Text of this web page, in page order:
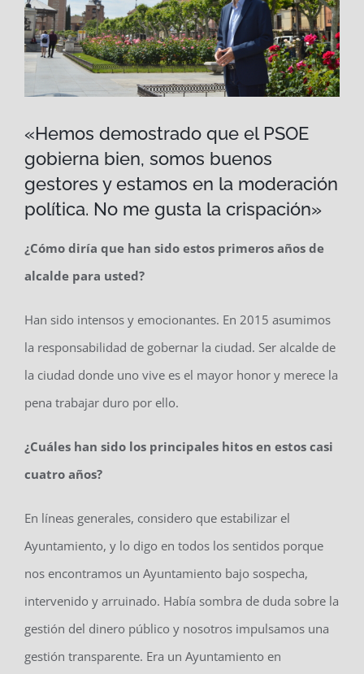
«Hemos demostrado que el PSOE
gobierna bien, somos buenos
gestores y estamos en la moderación
política. No me gusta la crispación»
¿Cómo diría que han sido estos primeros años de
alcalde para usted?
Han sido intensos y emocionantes. En 2015 asumimos
la responsabilidad de gobernar la ciudad. Ser alcalde de
la ciudad donde uno vive es el mayor honor y merece la
pena trabajar duro por ello.
¿Cuáles han sido los principales hitos en estos casi
cuatro años?
En líneas generales, considero que estabilizar el
Ayuntamiento, y lo digo en todos los sentidos porque
nos encontramos un Ayuntamiento bajo sospecha,
intervenido y arruinado. Había sombra de duda sobre la
gestión del dinero público y nosotros impulsamos una
gestión transparente. Era un Ayuntamiento en